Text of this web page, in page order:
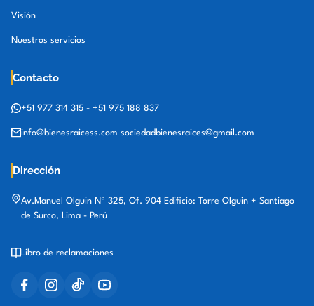
Visión
Nuestros servicios
Contacto
+51 977 314 315 - +51 975 188 837
info@bienesraicess.com sociedadbienesraices@gmail.com
Dirección
Av.Manuel Olguin Nº 325, Of. 904 Edificio: Torre Olguin + Santiago
de Surco, Lima - Perú
Libro de reclamaciones